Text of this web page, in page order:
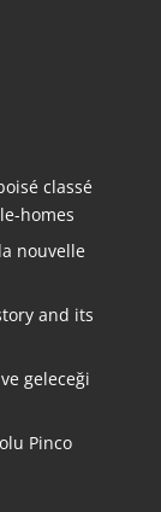
classé
homes
nouvelle
and its
geleceği
Pinco